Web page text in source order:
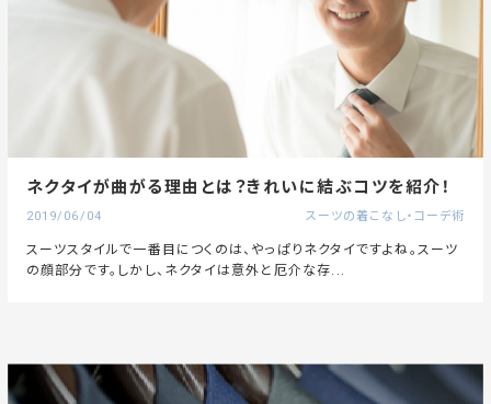
ネクタイが曲がる理由とは？きれいに結ぶコツを紹介！
2019/06/04 スーツの着こなし・コーデ術
スーツスタイルで一番目につくのは、やっぱりネクタイですよね。スーツ
の顔部分です。しかし、ネクタイは意外と厄介な存...